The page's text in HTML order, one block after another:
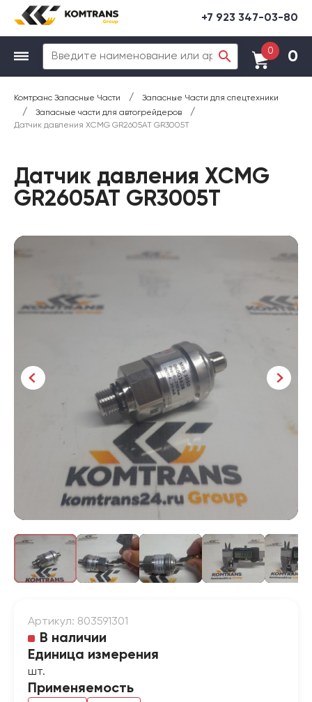
+7 923 347-03-80
0 0
Комтранс Запасные Части / Запасные Части для спецтехники
/ Запасные части для автогрейдеров /
Датчик давления XCMG GR2605AT GR3005T
Датчик давления XCMG
GR2605AT GR3005T
Артикул: 803591301
В наличии
Единица измерения
шт.
Применяемость